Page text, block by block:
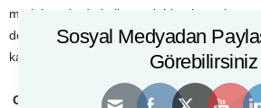
mutlak verimde kullanarak bireyi gerek
de kişisel gelişimi açısından ileriye
kapsar.
GAZİPAŞA DİKSİYON KURSU, PEKİ
Sosyal Medyadan
Görebilirsiniz